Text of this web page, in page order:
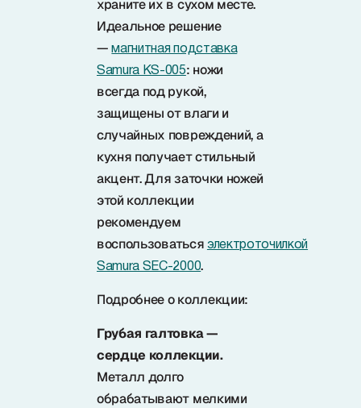
храните их в сухом месте.
Идеальное решение
—магнитная подставка
Samura KS-005: ножи
всегда под рукой,
защищены от влаги и
случайных повреждений, а
кухня получает стильный
акцент. Для заточки ножей
этой коллекции
рекомендуем
воспользоваться электроточилкой
Samura SEC-2000.
Подробнее о коллекции:
Грубая галтовка —
сердце коллекции.
Металл долго
обрабатывают мелкими